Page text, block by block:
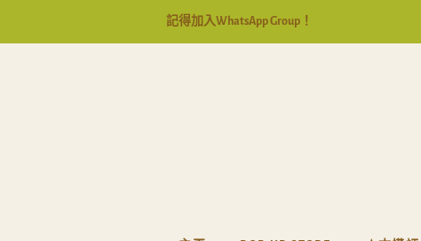
記得加入WhatsApp Group！